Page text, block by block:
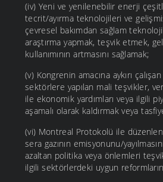
(iv) Yeni ve yenilenebilir enerji
tecrit/ayırma teknolojileri ve
çevresel bakımdan sağlam
araştırma yapmak, teşvik etmek,
kullanımının artmasını sağlamak;
(v) Kongrenin amacına aykırı
sektörlere yapılan mali teşvikler,
ile ekonomik yardımları veya ilgili
aşamalı olarak kaldırmak veya
(vi) Montreal Protokolü ile
sera gazının emisyonunu/
azaltan politika veya önlemleri
ilgili sektörlerdeki uygun